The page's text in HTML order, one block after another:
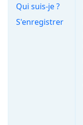
Qui suis-je ?
S'enregistrer